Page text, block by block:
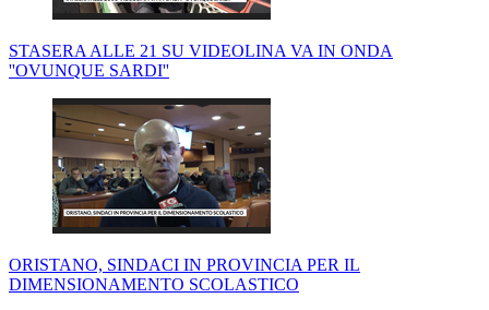
STASERA ALLE 21 SU VIDEOLINA VA IN ONDA
''OVUNQUE SARDI''
ORISTANO, SINDACI IN PROVINCIA PER IL
DIMENSIONAMENTO SCOLASTICO